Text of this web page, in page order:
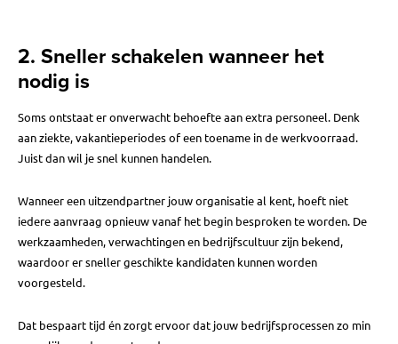
2. Sneller schakelen wanneer het
nodig is
Soms ontstaat er onverwacht behoefte aan extra personeel. Denk
aan ziekte, vakantieperiodes of een toename in de werkvoorraad.
Juist dan wil je snel kunnen handelen.
Wanneer een uitzendpartner jouw organisatie al kent, hoeft niet
iedere aanvraag opnieuw vanaf het begin besproken te worden. De
werkzaamheden, verwachtingen en bedrijfscultuur zijn bekend,
waardoor er sneller geschikte kandidaten kunnen worden
voorgesteld.
Dat bespaart tijd én zorgt ervoor dat jouw bedrijfsprocessen zo min